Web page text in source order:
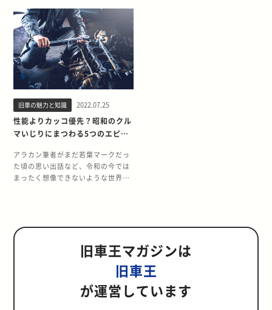
旧車の魅力と知識 2022.07.25
性能よりカッコ優先？昭和のクル
マいじりにまつわる5つのエピソ
アラカン筆者がまだ若葉マークだっ
た頃の思い出話など、令和の今では
まったく想像できないような世界が
もない場合、昭和末期の若者は知り
合いから譲ってもらったりしてクル
マを入手していた。 当然、親に新車
を買ってもらえる人もいたかもしれ
皆無だった。 友人のお父さんが買い
旧車王マガジンは
旧車王
が運営しています